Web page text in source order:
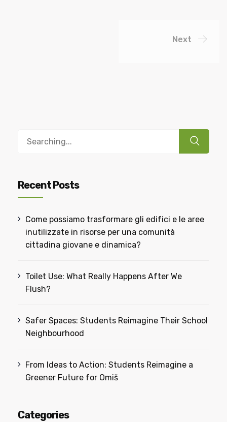
Next
Recent Posts
Come possiamo trasformare gli edifici e le aree
inutilizzate in risorse per una comunità
cittadina giovane e dinamica?
Toilet Use: What Really Happens After We
Flush?
Safer Spaces: Students Reimagine Their School
Neighbourhood
From Ideas to Action: Students Reimagine a
Greener Future for Omiš
Categories